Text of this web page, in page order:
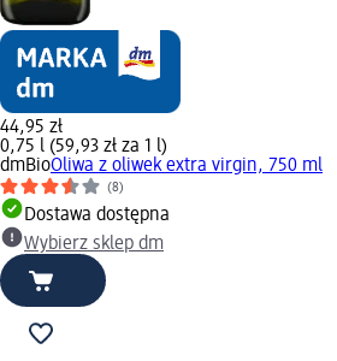
44,95 zł
0,75 l (59,93 zł za 1 l)
dmBioOliwa z oliwek extra virgin, 750 ml
(8)
Dostawa dostępna
Wybierz sklep dm